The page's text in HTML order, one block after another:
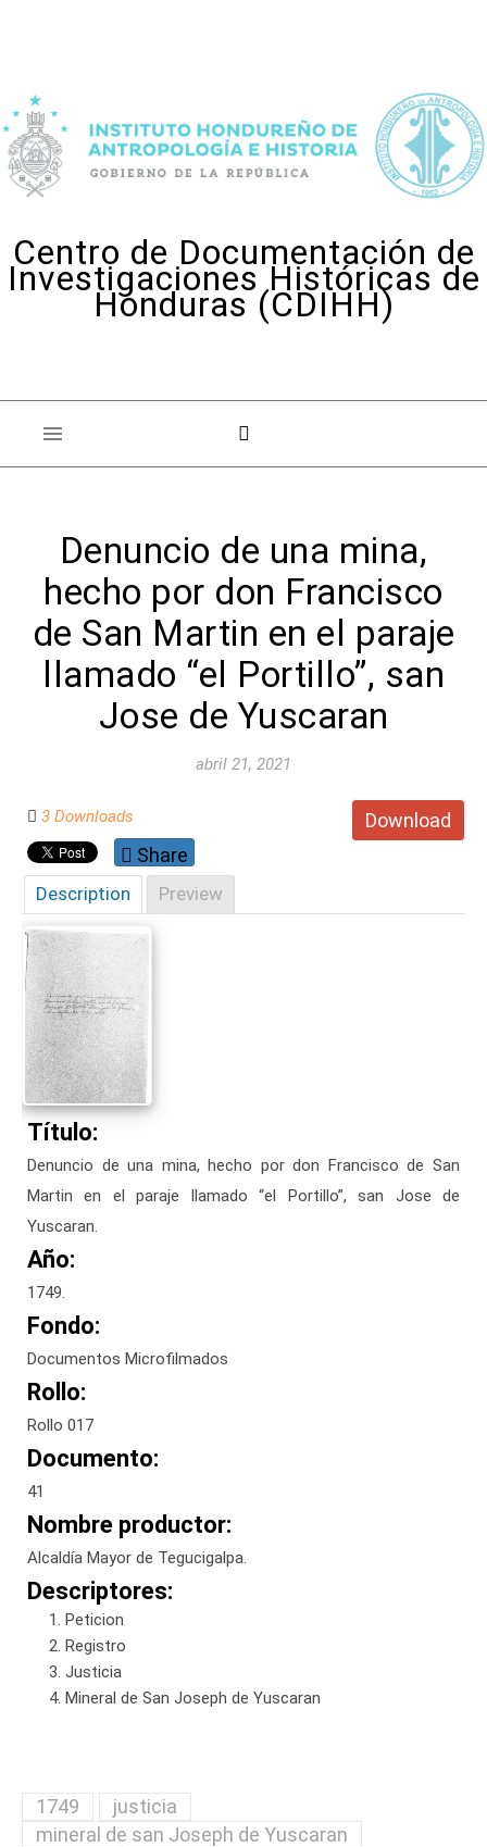
Centro de Documentación de
Investigaciones Históricas de
Honduras (CDIHH)
Denuncio de una mina,
hecho por don Francisco
de San Martin en el paraje
llamado “el Portillo”, san
Jose de Yuscaran
abril 21, 2021
Download
3 Downloads
Share
Description Preview
Título:
Denuncio de una mina, hecho por don Francisco de San
Martin en el paraje llamado “el Portillo”, san Jose de
Yuscaran.
Año:
1749.
Fondo:
Documentos Microfilmados
Rollo:
Rollo 017
Documento:
41
Nombre productor:
Alcaldía Mayor de Tegucigalpa.
Descriptores:
Peticion
Registro
Justicia
Mineral de San Joseph de Yuscaran
1749
justicia
mineral de san Joseph de Yuscaran